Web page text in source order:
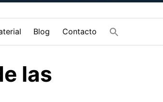
Blog Contacto
las